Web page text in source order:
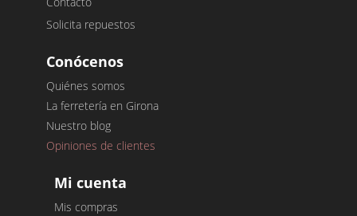
Solicita repuestos
Conócenos
Quiénes somos
La ferretería en Girona
Nuestro blog
Opiniones de clientes
Mi cuenta
Mis compras